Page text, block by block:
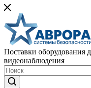
Поставки оборудования
видеонаблюдения